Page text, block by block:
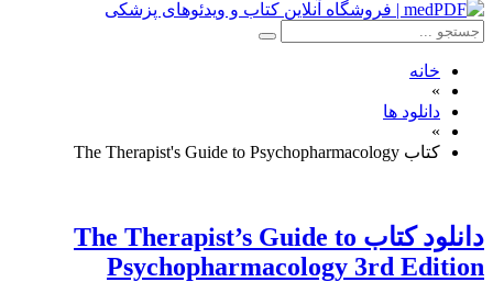
خانه
»
دانلود ها
»
کتاب The Therapist's Guide to Psychopharmacology
دانلود كتاب The Therapist’s Guide to
Psychopharmacology 3rd Edition